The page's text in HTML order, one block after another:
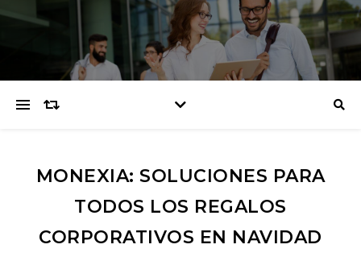
MONEXIA: SOLUCIONES PARA
TODOS LOS REGALOS
CORPORATIVOS EN NAVIDAD